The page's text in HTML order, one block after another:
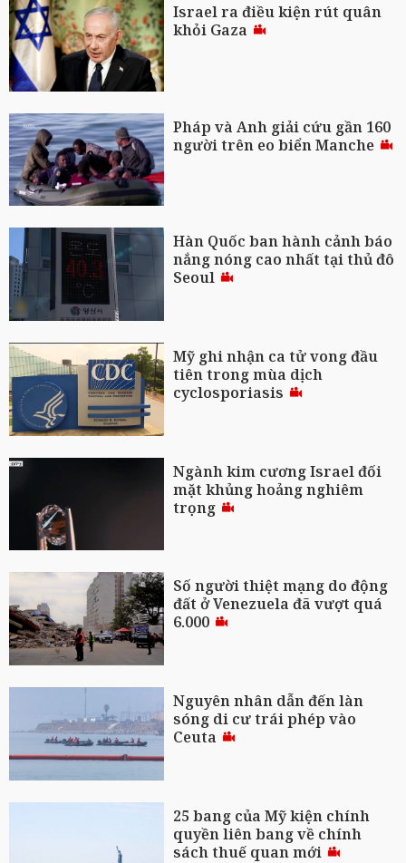
Israel ra điều kiện rút quân
khỏi Gaza
Pháp và Anh giải cứu gần 160
người trên eo biển Manche
Hàn Quốc ban hành cảnh báo
nắng nóng cao nhất tại thủ đô
Seoul
Mỹ ghi nhận ca tử vong đầu
tiên trong mùa dịch
cyclosporiasis
Ngành kim cương Israel đối
mặt khủng hoảng nghiêm
trọng
Số người thiệt mạng do động
đất ở Venezuela đã vượt quá
6.000
Nguyên nhân dẫn đến làn
sóng di cư trái phép vào
Ceuta
25 bang của Mỹ kiện chính
quyền liên bang về chính
sách thuế quan mới